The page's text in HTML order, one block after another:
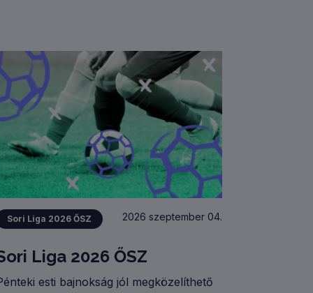
Sori Liga 2026 ŐSZ 2026 szeptember 04.
Liga 2026 ŐSZ
esti bajnokság jól megközelíthető